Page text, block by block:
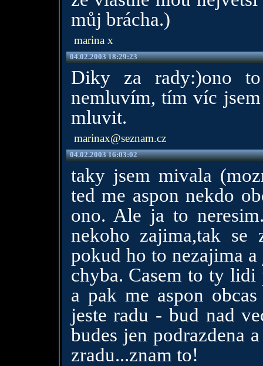
můj brácha.)
marina x
04.02.2003 18:29:23
Diky za rady:)ono
nemluvím, tím víc
mluvit.
marinax@seznam.cz
04.02.2003 16:03:02
taky jsem mivala
ted me aspon nekdo
ono. Ale ja to
nekoho zajima,tak
pokud ho to nezajima
chyba. Casem to ty lidi
a pak me aspon
jeste radu - bud nad
budes jen podrazdena
zradu...znam to!